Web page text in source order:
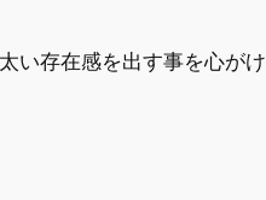
い存在感を出す事を心がけ